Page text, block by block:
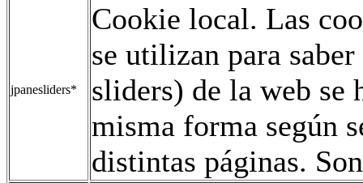
jpanesliders*
Cookie local. Las
se utilizan para
sliders) de la web se
misma forma según
distintas páginas.